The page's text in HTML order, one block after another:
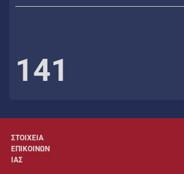
141
ΣΤΟΙΧΕΙΑ
ΕΠΙΚΟΙΝΩΝ
ΙΑΣ